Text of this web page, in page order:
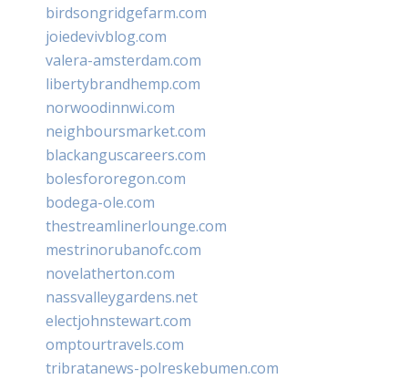
birdsongridgefarm.com
joiedevivblog.com
valera-amsterdam.com
libertybrandhemp.com
norwoodinnwi.com
neighboursmarket.com
blackanguscareers.com
bolesfororegon.com
bodega-ole.com
thestreamlinerlounge.com
mestrinorubanofc.com
novelatherton.com
nassvalleygardens.net
electjohnstewart.com
omptourtravels.com
tribratanews-polreskebumen.com